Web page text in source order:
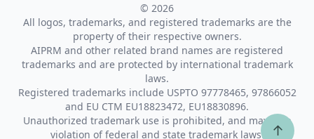
© 2026
All logos, trademarks, and registered trademarks are the
property of their respective owners.
AIPRM and other related brand names are registered
trademarks and are protected by international trademark
laws.
Registered trademarks include USPTO 97778465, 97866052
and EU CTM EU18823472, EU18830896.
Unauthorized trademark use is prohibited, and may be a
violation of federal and state trademark laws.
↑